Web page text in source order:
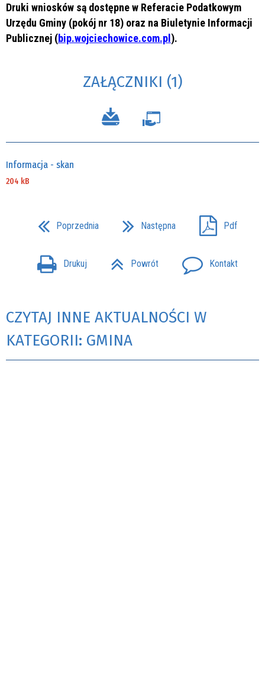
Druki wniosków są dostępne w Referacie Podatkowym
Urzędu Gminy (pokój nr 18) oraz na Biuletynie Informacji
Publicznej (bip.wojciechowice.com.pl).
ZAŁĄCZNIKI (1)
Informacja - skan
204 kB
Poprzednia Następna Pdf
Drukuj Powrót Kontakt
CZYTAJ INNE AKTUALNOŚCI W
KATEGORII: GMINA